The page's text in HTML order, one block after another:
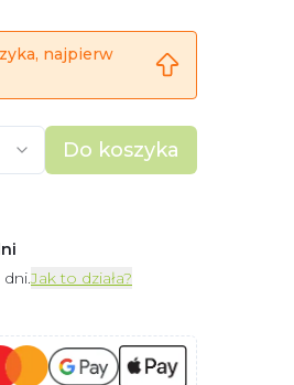
najpierw
Do koszyka
dni.Jak to działa?